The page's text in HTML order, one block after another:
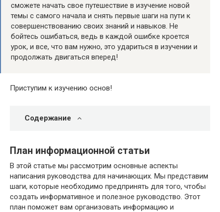
сможете начать свое путешествие в изучение новой
темы с самого начала и снять первые шаги на пути к
совершенствованию своих знаний и навыков. Не
бойтесь ошибаться, ведь в каждой ошибке кроется
урок, и все, что вам нужно, это удариться в изучении и
продолжать двигаться вперед!
Приступим к изучению основ!
Содержание
План информационной статьи
В этой статье мы рассмотрим основные аспекты
написания руководства для начинающих. Мы представим
шаги, которые необходимо предпринять для того, чтобы
создать информативное и полезное руководство. Этот
план поможет вам организовать информацию и